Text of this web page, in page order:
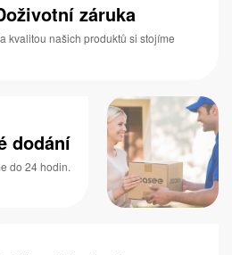
záruka
kvalitou našich produktů si stojíme
dodání
do 24 hodin.